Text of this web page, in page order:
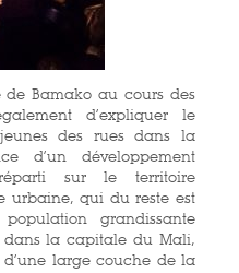
Bamako au cours des
d’expliquer le
des rues dans la
d’un développement
sur le territoire
urbaine, qui du reste est
grandissante
dans la capitale du Mali,
large couche de la